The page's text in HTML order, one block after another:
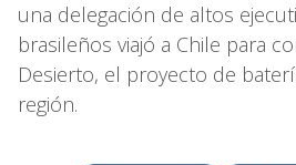
una delegación de altos
brasileños viajó a Chile para
Desierto, el proyecto de
región.